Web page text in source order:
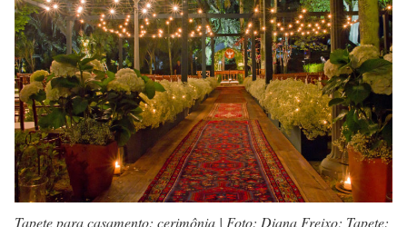
Tapete para casamento: cerimônia | Foto: Diana Freixo; Tapete: